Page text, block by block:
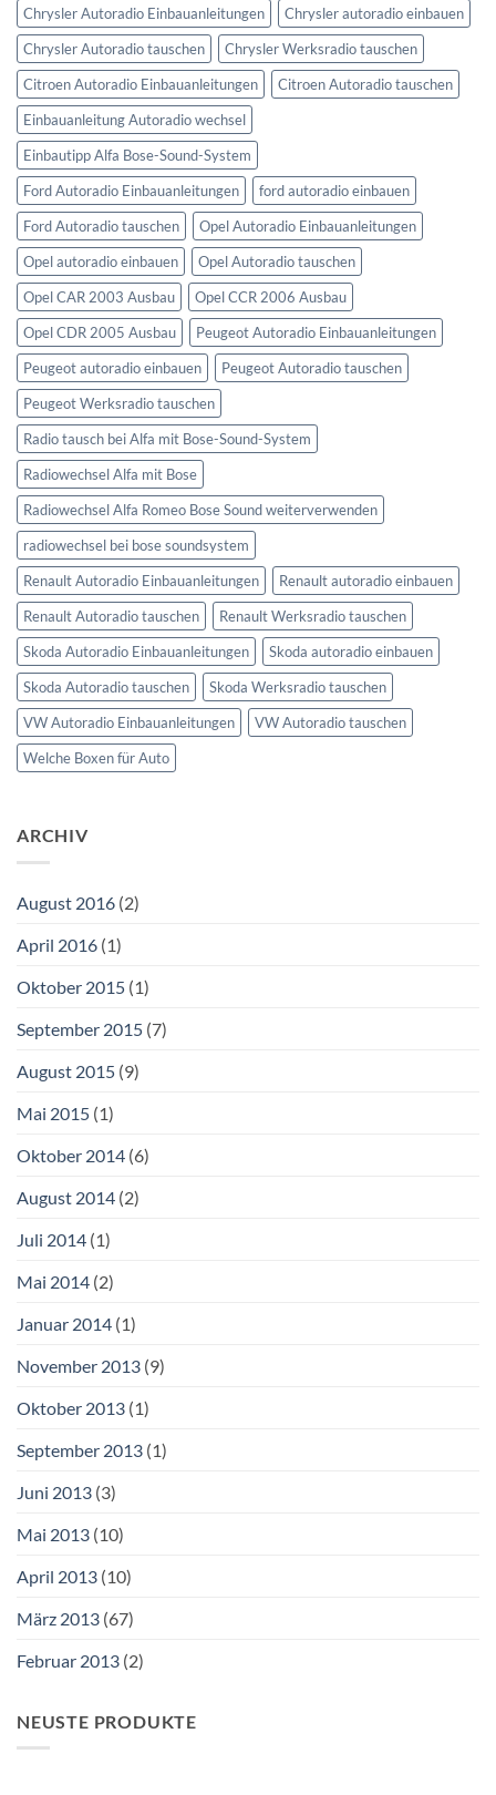
Chrysler Autoradio Einbauanleitungen
Chrysler autoradio einbauen
Chrysler Autoradio tauschen
Chrysler Werksradio tauschen
Citroen Autoradio Einbauanleitungen
Citroen Autoradio tauschen
Einbauanleitung Autoradio wechsel
Einbautipp Alfa Bose-Sound-System
Ford Autoradio Einbauanleitungen
ford autoradio einbauen
Ford Autoradio tauschen
Opel Autoradio Einbauanleitungen
Opel autoradio einbauen
Opel Autoradio tauschen
Opel CAR 2003 Ausbau
Opel CCR 2006 Ausbau
Opel CDR 2005 Ausbau
Peugeot Autoradio Einbauanleitungen
Peugeot autoradio einbauen
Peugeot Autoradio tauschen
Peugeot Werksradio tauschen
Radio tausch bei Alfa mit Bose-Sound-System
Radiowechsel Alfa mit Bose
Radiowechsel Alfa Romeo Bose Sound weiterverwenden
radiowechsel bei bose soundsystem‎
Renault Autoradio Einbauanleitungen
Renault autoradio einbauen
Renault Autoradio tauschen
Renault Werksradio tauschen
Skoda Autoradio Einbauanleitungen
Skoda autoradio einbauen
Skoda Autoradio tauschen
Skoda Werksradio tauschen
VW Autoradio Einbauanleitungen
VW Autoradio tauschen
Welche Boxen für Auto
ARCHIV
August 2016 (2)
April 2016 (1)
Oktober 2015 (1)
September 2015 (7)
August 2015 (9)
Mai 2015 (1)
Oktober 2014 (6)
August 2014 (2)
Juli 2014 (1)
Mai 2014 (2)
Januar 2014 (1)
November 2013 (9)
Oktober 2013 (1)
September 2013 (1)
Juni 2013 (3)
Mai 2013 (10)
April 2013 (10)
März 2013 (67)
Februar 2013 (2)
NEUSTE PRODUKTE